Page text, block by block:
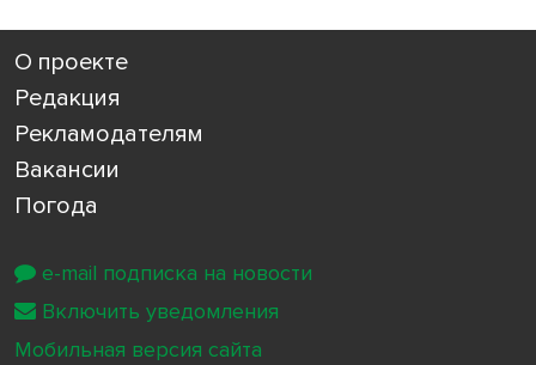
О проекте
Редакция
Рекламодателям
Вакансии
Погода
e-mail подписка на новости
Включить уведомления
Мобильная версия сайта